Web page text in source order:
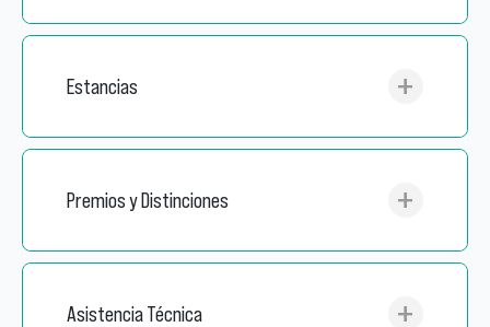
Estancias
Premios y Distinciones
Asistencia Técnica